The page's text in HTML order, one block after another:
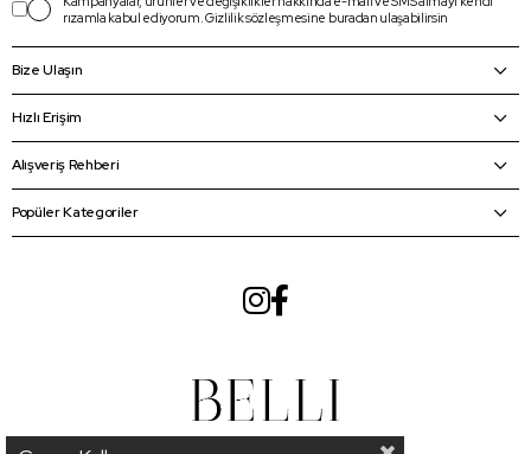
rızamla kabul ediyorum. Gizlilik sözleşmesine buradan ulaşabilirsin
Bize Ulaşın
Hızlı Erişim
Alışveriş Rehberi
Popüler Kategoriler